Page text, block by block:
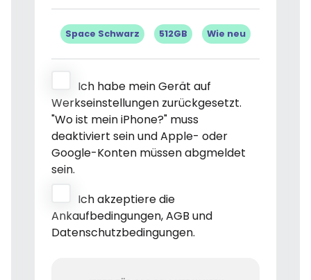
Space Schwarz 512GB Wie neu
Ich habe mein Gerät auf
Werkseinstellungen zurückgesetzt.
"Wo ist mein iPhone?" muss
deaktiviert sein und Apple- oder
Google-Konten müssen abgmeldet
sein.
Ich akzeptiere die
Ankaufbedingungen, AGB und
Datenschutzbedingungen.